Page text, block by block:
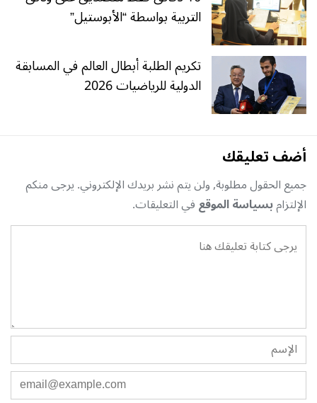
التربية بواسطة “الأبوستيل”
تكريم الطلبة أبطال العالم في المسابقة
الدولية للرياضيات 2026
أضف تعليقك
جميع الحقول مطلوبة, ولن يتم نشر بريدك الإلكتروني. يرجى منكم
الإلتزامبسياسة الموقعفي التعليقات.